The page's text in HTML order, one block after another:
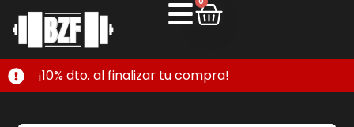
¡10% dto. al finalizar tu compra!